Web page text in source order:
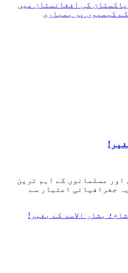
Read more about پاکستان کی افغانستان میں
کیمپوں پر بمباری
اور مسلمانوں کے اہم ترین
جغرافیائی اعتبار سے